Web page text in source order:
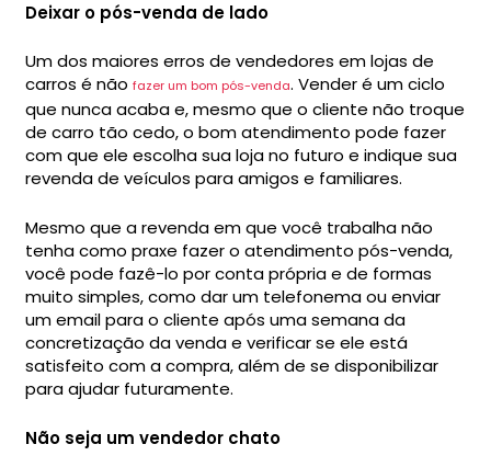
Deixar o pós-venda de lado
Um dos maiores erros de vendedores em lojas de
carros é nãofazer um bom pós-venda. Vender é um ciclo
que nunca acaba e, mesmo que o cliente não troque
de carro tão cedo, o bom atendimento pode fazer
com que ele escolha sua loja no futuro e indique sua
revenda de veículos para amigos e familiares.
Mesmo que a revenda em que você trabalha não
tenha como praxe fazer o atendimento pós-venda,
você pode fazê-lo por conta própria e de formas
muito simples, como dar um telefonema ou enviar
um email para o cliente após uma semana da
concretização da venda e verificar se ele está
satisfeito com a compra, além de se disponibilizar
para ajudar futuramente.
Não seja um vendedor chato